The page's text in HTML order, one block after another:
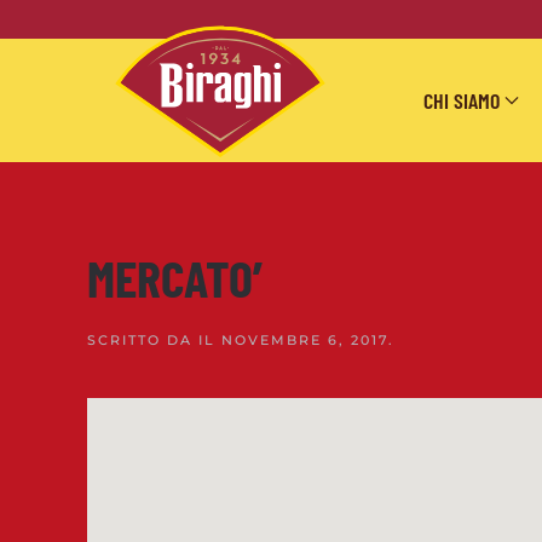
Skip to main content
CHI SIAMO
MERCATO’
SCRITTO DA IL NOVEMBRE 6, 2017.